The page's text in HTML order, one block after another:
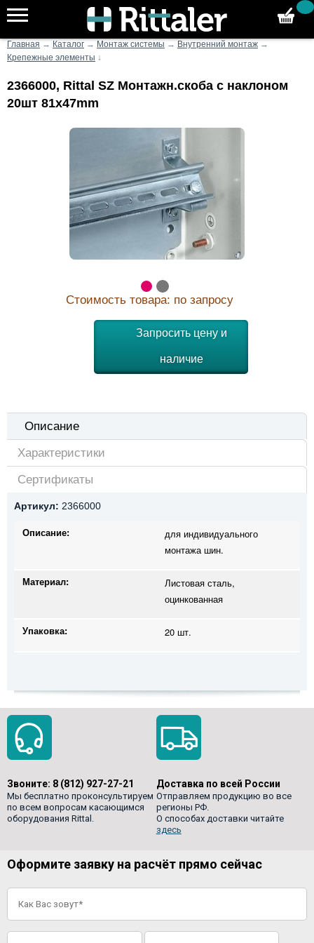
Главная → Каталог → Монтаж системы → Внутренний монтаж →
Крепежные элементы ↓
2366000, Rittal SZ Монтажн.скоба с наклоном
20шт 81x47mm
Стоимость товара: по запросу
Запросить цену и
наличие
Описание
Характеристики
Сертификаты
Артикул: 2366000
Описание:
для индивидуального
монтажа шин.
Материал:
Листовая сталь,
оцинкованная
Упаковка: 20 шт.
Звоните: 8 (812) 927-27-21
Мы бесплатно проконсультируем
по всем вопросам касающимся
оборудования Rittal.
Доставка по всей России
Отправляем продукцию во все
регионы РФ.
О способах доставки читайте
здесь
Оформите заявку на расчёт прямо сейчас